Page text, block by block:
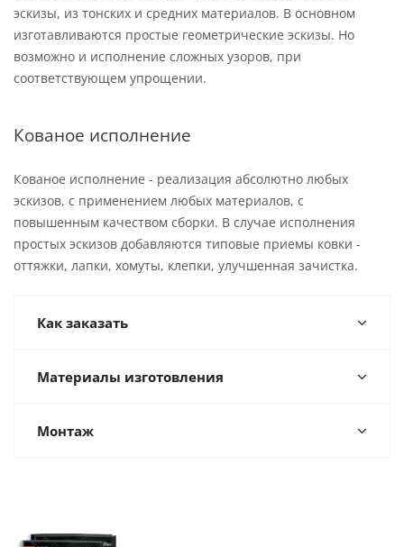
эскизы, из тонских и средних материалов. В основном
изготавливаются простые геометрические эскизы. Но
возможно и исполнение сложных узоров, при
соответствующем упрощении.
Кованое исполнение
Кованое исполнение - реализация абсолютно любых
эскизов, с применением любых материалов, с
повышенным качеством сборки. В случае исполнения
простых эскизов добавляются типовые приемы ковки -
оттяжки, лапки, хомуты, клепки, улучшенная зачистка.
Как заказать
Материалы изготовления
Монтаж